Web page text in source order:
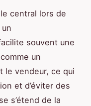
central lors de
souvent une
un
le vendeur, ce qui
et d’éviter des
s’étend de la